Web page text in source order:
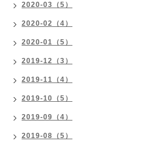
2020-03（5）
2020-02（4）
2020-01（5）
2019-12（3）
2019-11（4）
2019-10（5）
2019-09（4）
2019-08（5）